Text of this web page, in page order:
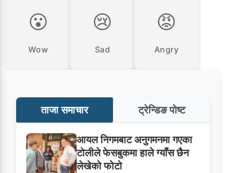
😮
Wow
😢
Sad
😡
Angry
ताजा समाचार ट्रेन्डिङ पोष्ट
आयल निगमबाट अनुगमनमा गएका
टोलीले फेसबुकमा हाले ग्याँस छैन
लेखेको फोटो